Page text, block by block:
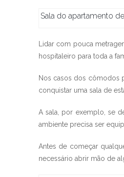
Sala do apartamento
Lidar com pouca
hospitaleiro para toda a
Nos casos dos cômodos
conquistar uma sala de
A sala, por exemplo, se
ambiente precisa ser
Antes de começar
necessário abrir mão de